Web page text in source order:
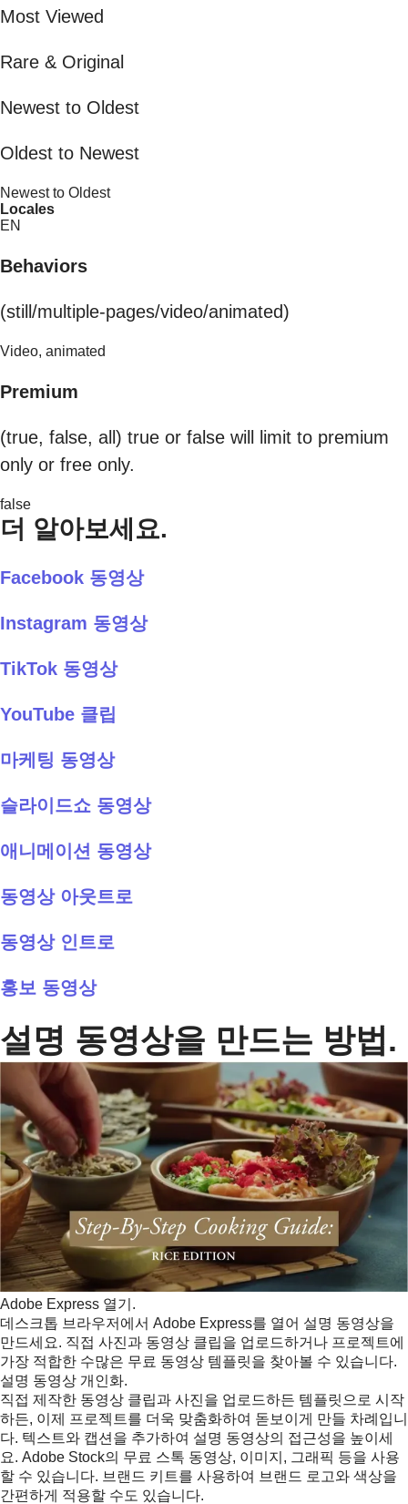
Most Viewed
Rare & Original
Newest to Oldest
Oldest to Newest
Newest to Oldest
Locales
EN
Behaviors
(still/multiple-pages/video/animated)
Video, animated
Premium
(true, false, all) true or false will limit to premium
only or free only.
false
더 알아보세요.
Facebook 동영상
Instagram 동영상
TikTok 동영상
YouTube 클립
마케팅 동영상
슬라이드쇼 동영상
애니메이션 동영상
동영상 아웃트로
동영상 인트로
홍보 동영상
설명 동영상을 만드는 방법.
Adobe Express 열기.
데스크톱 브라우저에서 Adobe Express를 열어 설명 동영상을
만드세요. 직접 사진과 동영상 클립을 업로드하거나 프로젝트에
가장 적합한 수많은 무료 동영상 템플릿을 찾아볼 수 있습니다.
설명 동영상 개인화.
직접 제작한 동영상 클립과 사진을 업로드하든 템플릿으로 시작
하든, 이제 프로젝트를 더욱 맞춤화하여 돋보이게 만들 차례입니
다. 텍스트와 캡션을 추가하여 설명 동영상의 접근성을 높이세
요. Adobe Stock의 무료 스톡 동영상, 이미지, 그래픽 등을 사용
할 수 있습니다. 브랜드 키트를 사용하여 브랜드 로고와 색상을
간편하게 적용할 수도 있습니다.